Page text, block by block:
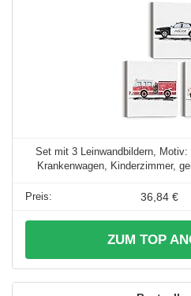
Set mit 3 Leinwandbildern,
Krankenwagen, Kinderzimmer,
36,84 €
ZUM TOP